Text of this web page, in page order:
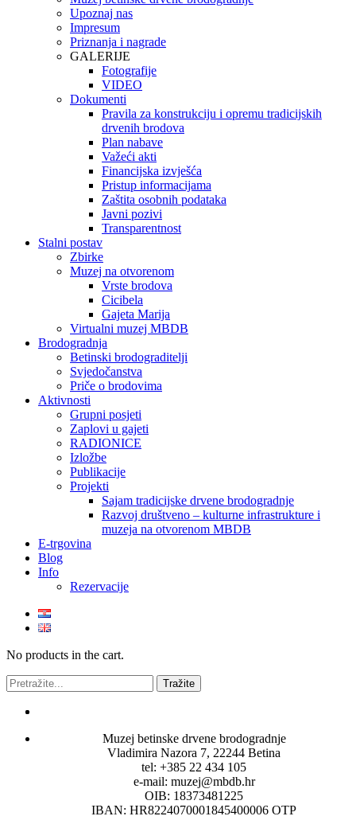
Upoznaj nas
Impresum
Priznanja i nagrade
GALERIJE
Fotografije
VIDEO
Dokumenti
Pravila za konstrukciju i opremu tradicijskih
drvenih brodova
Plan nabave
Važeći akti
Financijska izvješća
Pristup informacijama
Zaštita osobnih podataka
Javni pozivi
Transparentnost
Stalni postav
Zbirke
Muzej na otvorenom
Vrste brodova
Cicibela
Gajeta Marija
Virtualni muzej MBDB
Brodogradnja
Betinski brodograditelji
Svjedočanstva
Priče o brodovima
Aktivnosti
Grupni posjeti
Zaplovi u gajeti
RADIONICE
Izložbe
Publikacije
Projekti
Sajam tradicijske drvene brodogradnje
Razvoj društveno – kulturne infrastrukture i
muzeja na otvorenom MBDB
E-trgovina
Blog
Info
Rezervacije
No products in the cart.
Muzej betinske drvene brodogradnje
Vladimira Nazora 7, 22244 Betina
tel: +385 22 434 105
e-mail: muzej@mbdb.hr
OIB: 18373481225
IBAN: HR8224070001845400006 OTP